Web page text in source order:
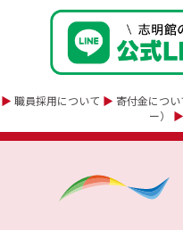
▶ 職員採用について ▶ 寄付金につい
ー）
▶